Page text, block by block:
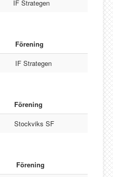
IF Strategen
Förening
IF Strategen
Förening
Stockviks SF
Förening